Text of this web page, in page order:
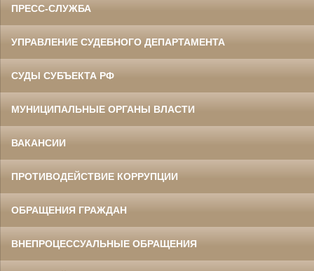
ПРЕСС-СЛУЖБА
УПРАВЛЕНИЕ СУДЕБНОГО ДЕПАРТАМЕНТА
СУДЫ СУБЪЕКТА РФ
МУНИЦИПАЛЬНЫЕ ОРГАНЫ ВЛАСТИ
ВАКАНСИИ
ПРОТИВОДЕЙСТВИЕ КОРРУПЦИИ
ОБРАЩЕНИЯ ГРАЖДАН
ВНЕПРОЦЕССУАЛЬНЫЕ ОБРАЩЕНИЯ